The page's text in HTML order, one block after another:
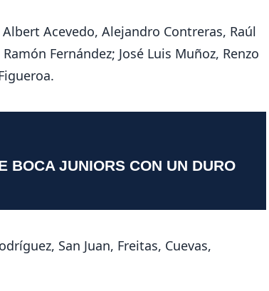
Acevedo, Alejandro Contreras, Raúl
Fernández; José Luis Muñoz, Renzo
BOCA JUNIORS CON UN DURO
San Juan, Freitas, Cuevas,